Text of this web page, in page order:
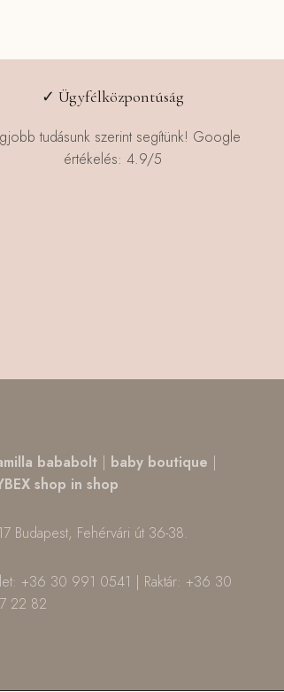
✓ Ügyfélközpontúság
tudásunk szerint segítünk! Google
értékelés: 4.9/5
bababolt | baby boutique |
shop in shop
Budapest, Fehérvári út 36-38.
+36 30 991 0541 | Raktár: +36 30
22 82